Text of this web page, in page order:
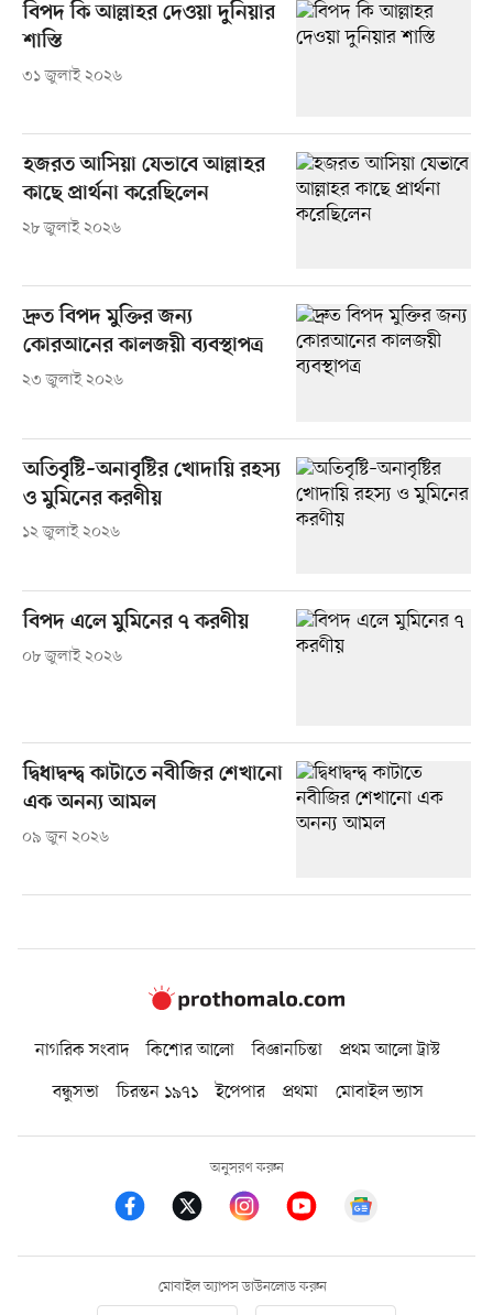
বিপদ কি আল্লাহর দেওয়া দুনিয়ার
শাস্তি
৩১ জুলাই ২০২৬
হজরত আসিয়া যেভাবে আল্লাহর
কাছে প্রার্থনা করেছিলেন
২৮ জুলাই ২০২৬
দ্রুত বিপদ মুক্তির জন্য
কোরআনের কালজয়ী ব্যবস্থাপত্র
২৩ জুলাই ২০২৬
অতিবৃষ্টি–অনাবৃষ্টির খোদায়ি রহস্য
ও মুমিনের করণীয়
১২ জুলাই ২০২৬
বিপদ এলে মুমিনের ৭ করণীয়
০৮ জুলাই ২০২৬
দ্বিধাদ্বন্দ্ব কাটাতে নবীজির শেখানো
এক অনন্য আমল
০৯ জুন ২০২৬
নাগরিক সংবাদ কিশোর আলো বিজ্ঞানচিন্তা
প্রথম আলো ট্রাস্ট
বন্ধুসভা
চিরন্তন ১৯৭১ ইপেপার প্রথমা মোবাইল ভ্যাস
অনুসরণ করুন
মোবাইল অ্যাপস ডাউনলোড করুন